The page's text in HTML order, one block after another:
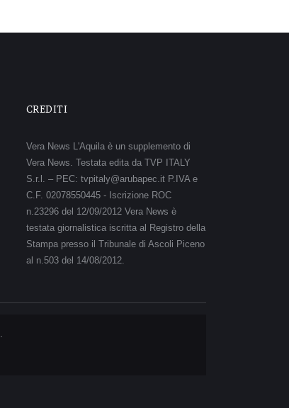
CREDITI
Vera News L'Aquila è un supplemento di
Vera News. Testata edita da TVP ITALY
S.r.l. – PEC: tvpitaly@arubapec.it P.IVA e
C.F. 02078550445 - Iscrizione ROC
n.23296 del 12/09/2012 Vera News è
testata giornalistica iscritta al Registro della
Stampa presso il Tribunale di Ascoli Piceno
al n.503 del 14/08/2012.